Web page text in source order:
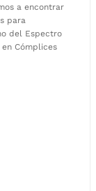
a encontrar
para
del Espectro
en Cómplices